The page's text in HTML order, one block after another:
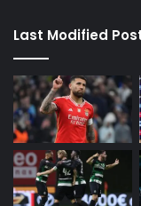
Last Modified